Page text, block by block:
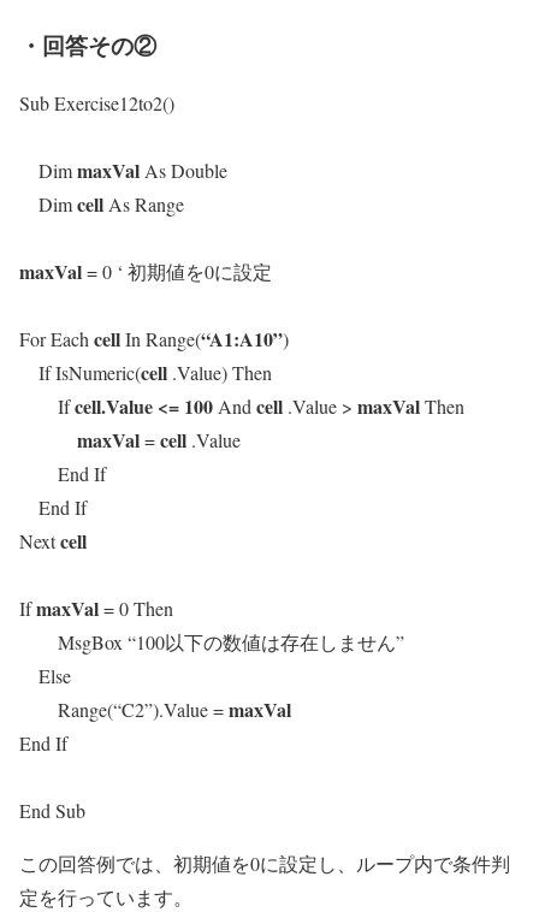
・回答その②
Sub Exercise12to2()
DimmaxValAs Double
DimcellAs Range
maxVal= 0 ‘ 初期値を0に設定
For EachcellIn Range(“A1:A10”)
If IsNumeric(cell .Value) Then
Ifcell.Value <= 100Andcell .Value > maxValThen
maxVal=cell .Value
End If
End If
Nextcell
IfmaxVal= 0 Then
MsgBox “100以下の数値は存在しません”
Else
Range(“C2”).Value =maxVal
End If
End Sub
この回答例では、初期値を0に設定し、ループ内で条件判
定を行っています。